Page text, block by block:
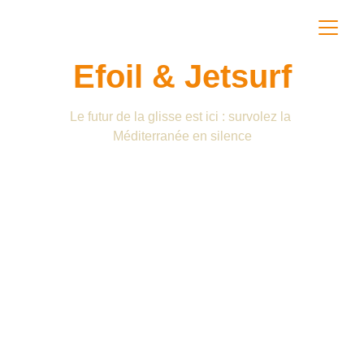
Efoil & Jetsurf
Le futur de la glisse est ici : survolez la
Méditerranée en silence